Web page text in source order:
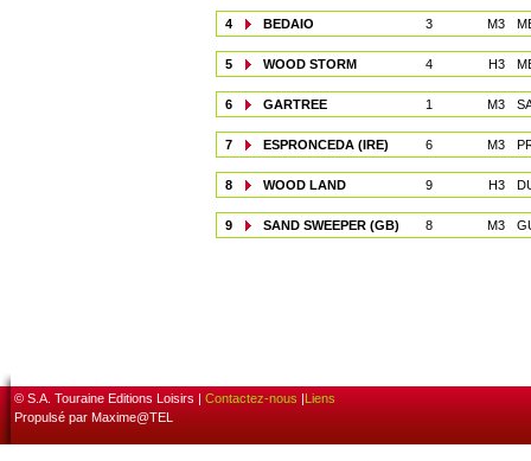
4 BEDAIO 3 M3
5 WOOD STORM 4 H3
6 GARTREE 1 M3
7 ESPRONCEDA (IRE) 6 M3
8 WOOD LAND 9 H3
9 SAND SWEEPER (GB) 8 M3
© S.A. Touraine Editions Loisirs | Contactez-nous |Liens
Propulsé par Maxime@TEL